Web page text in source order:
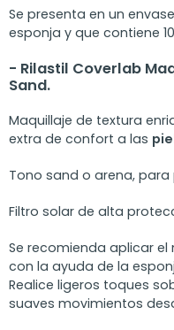
Se presenta en un
esponja y que contiene
- Rilastil Coverlab
Sand.
Maquillaje de textura
extra de confort a las
Tono sand o arena,
Filtro solar de alta
Se recomienda aplicar
con la ayuda de la
Realice ligeros toques
suaves movimientos